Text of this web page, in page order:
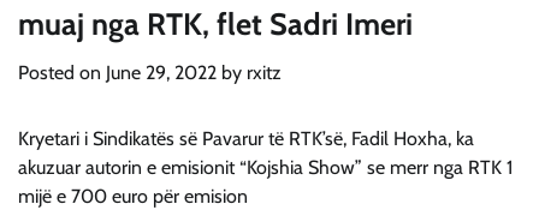
muaj nga RTK, flet Sadri Imeri
Posted on June 29, 2022 by rxitz
Kryetari i Sindikatës së Pavarur të RTK’së, Fadil Hoxha, ka
akuzuar autorin e emisionit “Kojshia Show” se merr nga RTK 1
mijë e 700 euro për emision